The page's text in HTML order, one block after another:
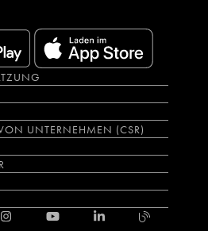
UNTERNEHMEN (CSR)